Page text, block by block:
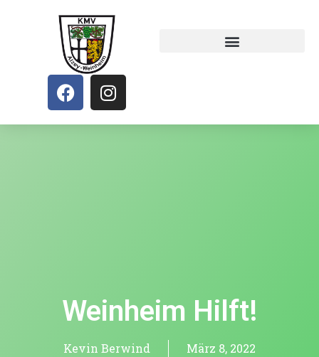
Weinheim Hilft!
Kevin Berwind März 8, 2022